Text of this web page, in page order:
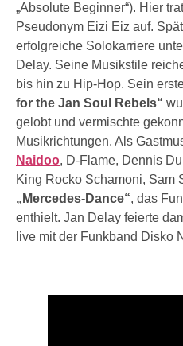
„Absolute Beginner“). Hier
Pseudonym Eizi Eiz auf.
erfolgreiche Solokarriere
Delay. Seine Musikstile
bis hin zu Hip-Hop. Sein
for the Jan Soul Rebels“
gelobt und vermischte
Musikrichtungen. Als
Naidoo, D-Flame, Dennis
King Rocko Schamoni, Sam
„Mercedes-Dance“, das
enthielt. Jan Delay feierte
live mit der Funkband Disko